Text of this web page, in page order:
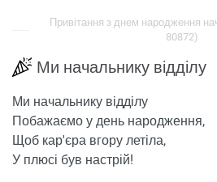
Привітання з днем ​​народження
80872)
Ми начальнику відділу
Ми начальнику відділу
Побажаємо у день народження,
Щоб кар'єра вгору летіла,
У плюсі ​​був настрій!